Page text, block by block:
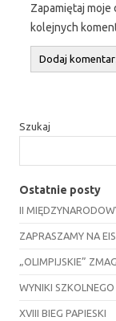
Zapamiętaj
kolejnych
Szukaj
Ostatnie posty
II
ZAPRASZAMY NA
„OLIMPIJSKIE”
WYNIKI
XVIII BIEG PAPIESKI